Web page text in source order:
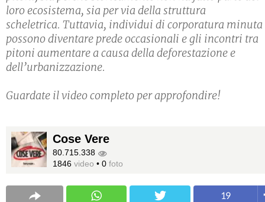
loro ecosistema, sia per via della struttura
scheletrica. Tuttavia, individui di corporatura minuta
possono diventare prede occasionali e gli incontri tra
pitoni aumentare a causa della deforestazione e
dell’urbanizzazione.
Guardate il video completo per approfondire!
Cose Vere
80.715.338
1846 video • 0 foto
19